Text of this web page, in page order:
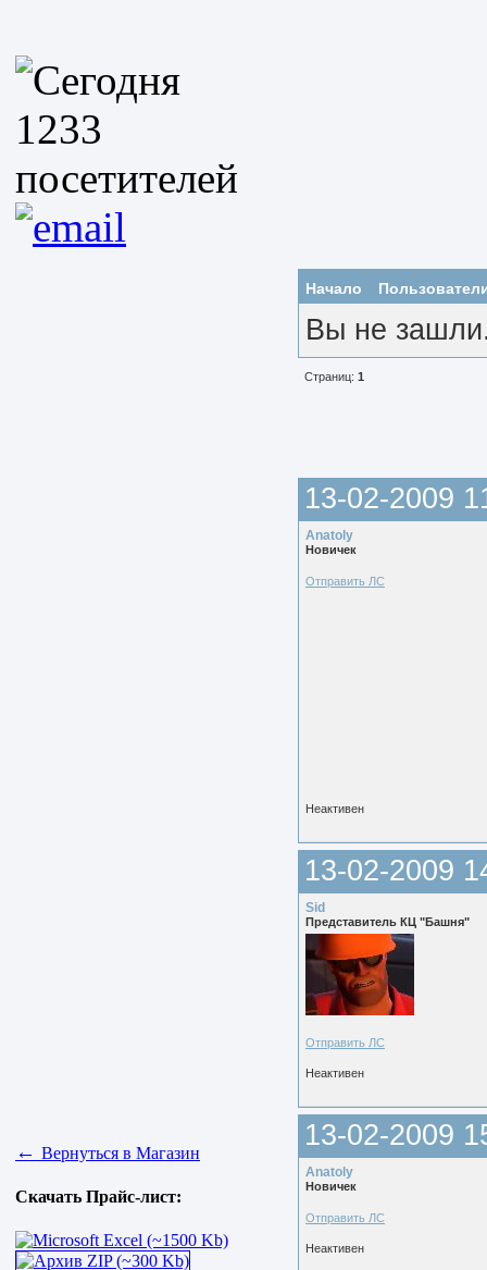
← Вернуться в Магазин
Скачать Прайс-лист:
Начало
Вы не
Страниц: 1
13-02-2009
Anatoly
Новичек
Отправить ЛС
Неактивен
13-02-2009
Sid
Представитель КЦ "Башня"
Отправить ЛС
Неактивен
13-02-2009
Anatoly
Новичек
Отправить ЛС
Неактивен